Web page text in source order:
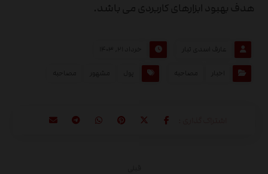
هدف بهبود ابزارهای کاربردی می باشد.
مصاحبه مصاحبه